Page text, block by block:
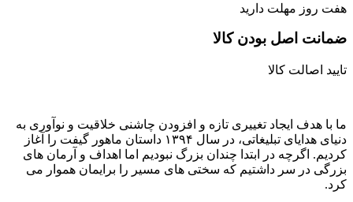
هفت روز مهلت دارید
ضمانت اصل‌ بودن کالا
تایید اصالت کالا
ما با هدف ایجاد تغییری تازه و افزودن چاشنی خلاقیت و نوآوری به
دنیای هدایای تبلیغاتی، در سال ۱۳۹۴ داستان ماهور گیفت را آغاز
کردیم. اگرچه در ابتدا چندان بزرگ نبودیم اما اهداف و آرمان های
بزرگی در سر داشتیم که سختی های مسیر را برایمان هموار می
کرد.